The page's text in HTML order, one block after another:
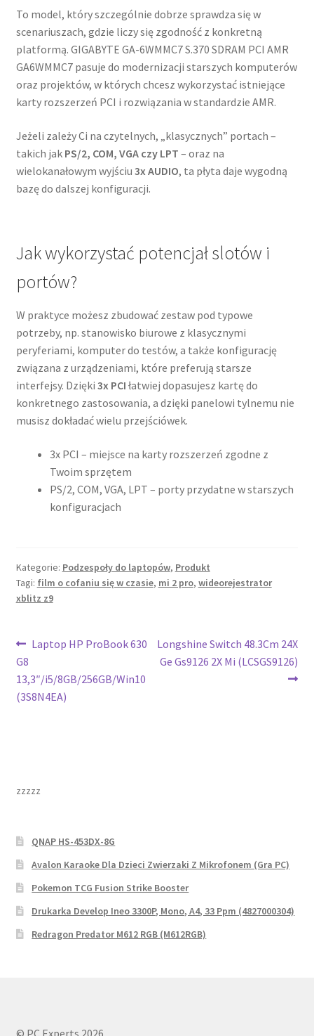
To model, który szczególnie dobrze sprawdza się w
scenariuszach, gdzie liczy się zgodność z konkretną
platformą. GIGABYTE GA-6WMMC7 S.370 SDRAM PCI AMR
GA6WMMC7 pasuje do modernizacji starszych komputerów
oraz projektów, w których chcesz wykorzystać istniejące
karty rozszerzeń PCI i rozwiązania w standardzie AMR.
Jeżeli zależy Ci na czytelnych, „klasycznych” portach –
takich jak PS/2, COM, VGA czy LPT – oraz na
wielokanałowym wyjściu 3x AUDIO, ta płyta daje wygodną
bazę do dalszej konfiguracji.
Jak wykorzystać potencjał slotów i
portów?
W praktyce możesz zbudować zestaw pod typowe
potrzeby, np. stanowisko biurowe z klasycznymi
peryferiami, komputer do testów, a także konfigurację
związana z urządzeniami, które preferują starsze
interfejsy. Dzięki 3x PCI łatwiej dopasujesz kartę do
konkretnego zastosowania, a dzięki panelowi tylnemu nie
musisz dokładać wielu przejściówek.
3x PCI – miejsce na karty rozszerzeń zgodne z
Twoim sprzętem
PS/2, COM, VGA, LPT – porty przydatne w starszych
konfiguracjach
Kategorie: Podzespoły do laptopów, Produkt
Tagi: film o cofaniu się w czasie, mi 2 pro, wideorejestrator
xblitz z9
Nawigacja
wpisu
Poprzedni
Laptop HP ProBook 630
G8
13,3″/i5/8GB/256GB/Win10
(3S8N4EA)
Następny
wpis:
Longshine Switch 48.3Cm 24X
Ge Gs9126 2X Mi (LCSGS9126)
zzzzz
QNAP HS-453DX-8G
Avalon Karaoke Dla Dzieci Zwierzaki Z Mikrofonem (Gra PC)
Pokemon TCG Fusion Strike Booster
Drukarka Develop Ineo 3300P, Mono, A4, 33 Ppm (4827000304)
Redragon Predator M612 RGB (M612RGB)